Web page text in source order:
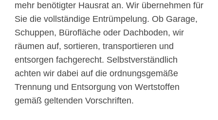
mehr benötigter Hausrat an. Wir übernehmen für
Sie die vollständige Entrümpelung. Ob Garage,
Schuppen, Bürofläche oder Dachboden, wir
räumen auf, sortieren, transportieren und
entsorgen fachgerecht. Selbstverständlich
achten wir dabei auf die ordnungsgemäße
Trennung und Entsorgung von Wertstoffen
gemäß geltenden Vorschriften.